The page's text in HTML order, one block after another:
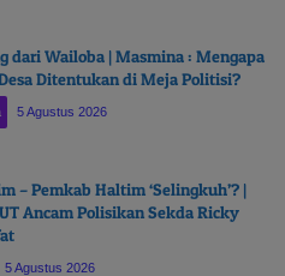
dari Wailoba | Masmina : Mengapa
Ditentukan di Meja Politisi?
5 Agustus 2026
– Pemkab Haltim ‘Selingkuh’? |
Ancam Polisikan Sekda Ricky
5 Agustus 2026